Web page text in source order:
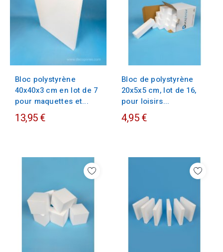
Bloc polystyrène
40x40x3 cm en lot de 7
pour maquettes et...
13,95 €
Bloc de polystyrène
20x5x5 cm, lot de 16,
pour loisirs...
4,95 €